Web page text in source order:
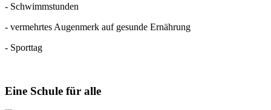
- Schwimmstunden
- vermehrtes Augenmerk auf gesunde Ernährung
- Sporttag
Eine Schule für alle